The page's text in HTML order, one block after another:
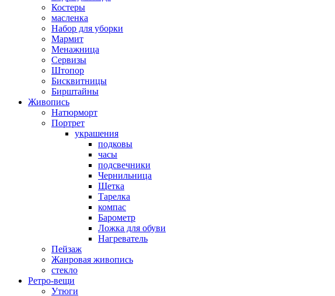
Костеры
масленка
Набор для уборки
Мармит
Менажница
Сервизы
Штопор
Бисквитницы
Бирштайны
Живопись
Натюрморт
Портрет
украшения
подковы
часы
подсвечники
Чернильница
Щетка
Тарелка
компас
Барометр
Ложка для обуви
Нагреватель
Пейзаж
Жанровая живопись
стекло
Ретро-вещи
Утюги